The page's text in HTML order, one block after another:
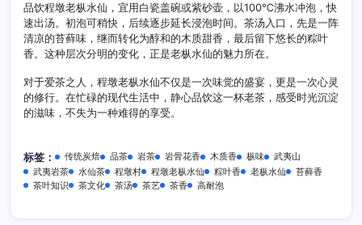
品饮程墩老枞水仙，宜用白瓷盖碗或紫砂壶，以100℃沸水冲泡，快
速出汤。初泡可稍快，后续逐步延长浸泡时间。茶汤入口，先是一阵
清凉的苔藓味，继而转化为醇和的木质甜香，最后留下悠长的粽叶
香。这种层次分明的变化，正是老枞水仙的魅力所在。
对于爱茶之人，程墩老枞水仙不仅是一次味觉的盛宴，更是一次心灵
的修行。在忙碌的现代生活中，静心品饮这一杯老茶，感受时光沉淀
的滋味，不失为一种难得的享受。
标签： 传统炭焙 品茶 岩茶 岩骨花香 木质香 枞味
武夷山
武夷岩茶
水仙茶 程墩村 程墩老枞水仙 粽叶香 老枞水仙
苔藓香
茶叶知识
茶文化 茶汤 茶艺 茶香 高耐泡